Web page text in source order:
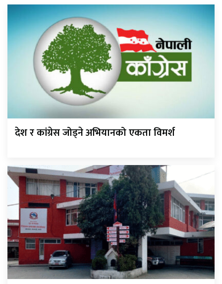
देश र कांग्रेस जोड्ने अभियानको एकता विमर्श